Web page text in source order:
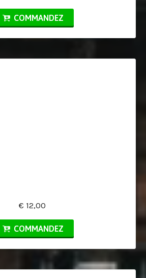
COMMANDEZ
€ 12,00
COMMANDEZ